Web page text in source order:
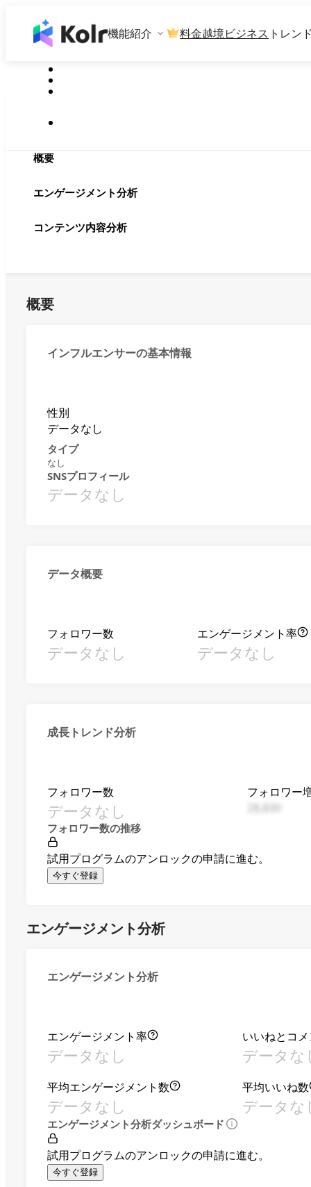
機能紹介 料金越境ビジネス トレン
概要
エンゲージメント分析
コンテンツ内容分析
概要
インフルエンサーの基本情報
性別
データなし
タイプ
なし
SNSプロフィール
データなし
データ概要
フォロワー数
データなし
エンゲージメント率
データなし
成長トレンド分析
フォロワー数
データなし
フォロワー
フォロワー数の推移
試用プログラムのアンロックの申請に進む。
今すぐ登録
エンゲージメント分析
エンゲージメント分析
エンゲージメント率
データなし
いいねとコ
データな
平均エンゲージメント数
データなし
平均いいね数
データな
エンゲージメント分析ダッシュボード
試用プログラムのアンロックの申請に進む。
今すぐ登録